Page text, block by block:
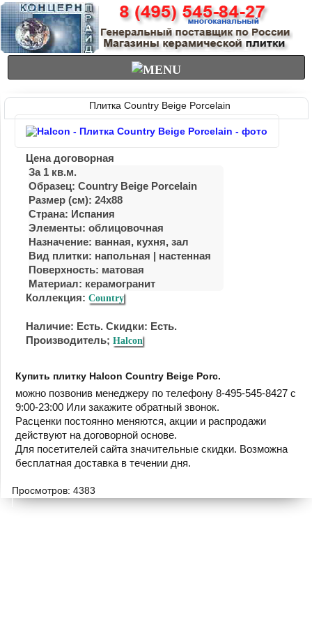
Плитка Country Beige Porcelain
Цена договорная
За 1 кв.м.
Образец: Country Beige Porcelain
Размер (см): 24x88
Страна: Испания
Элементы: облицовочная
Назначение: ванная, кухня, зал
Вид плитки: напольная | настенная
Поверхность: матовая
Материал: керамогранит
Коллекция: Country
Наличие: Есть. Скидки: Есть.
Производитель; Halcon
Купить плитку Halcon Country Beige Porc.
можно позвонив менеджеру по телефону 8-495-545-8427 с
9:00-23:00 Или закажите обратный звонок.
Расценки постоянно меняются, акции и распродажи
действуют на договорной основе.
Для посетителей сайта значительные скидки. Возможна
бесплатная доставка в течении дня.
Просмотров: 4383